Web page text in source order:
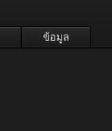
ข้อมูล